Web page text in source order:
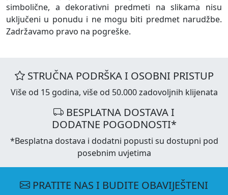
simbolične, a dekorativni predmeti na slikama nisu
uključeni u ponudu i ne mogu biti predmet narudžbe.
Zadržavamo pravo na pogreške.
STRUČNA PODRŠKA I OSOBNI PRISTUP
Više od 15 godina, više od 50.000 zadovoljnih klijenata
BESPLATNA DOSTAVA I
DODATNE POGODNOSTI*
*Besplatna dostava i dodatni popusti su dostupni pod
posebnim uvjetima
PRATITE NAS I BUDITE OBAVIJEŠTENI